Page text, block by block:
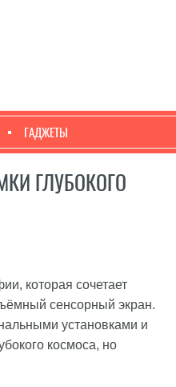
ГАДЖЕТЫ
ГЛУБОКОГО
которая сочетает
сенсорный экран.
установками и
космоса, но